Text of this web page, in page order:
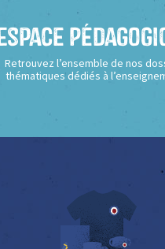
Retrouvez l’ensemble de nos
thématiques dédiés à